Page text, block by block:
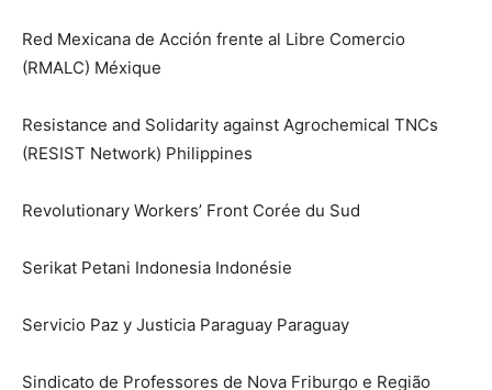
Red Mexicana de Acción frente al Libre Comercio
(RMALC) Méxique
Resistance and Solidarity against Agrochemical TNCs
(RESIST Network) Philippines
Revolutionary Workers’ Front Corée du Sud
Serikat Petani Indonesia Indonésie
Servicio Paz y Justicia Paraguay Paraguay
Sindicato de Professores de Nova Friburgo e Região